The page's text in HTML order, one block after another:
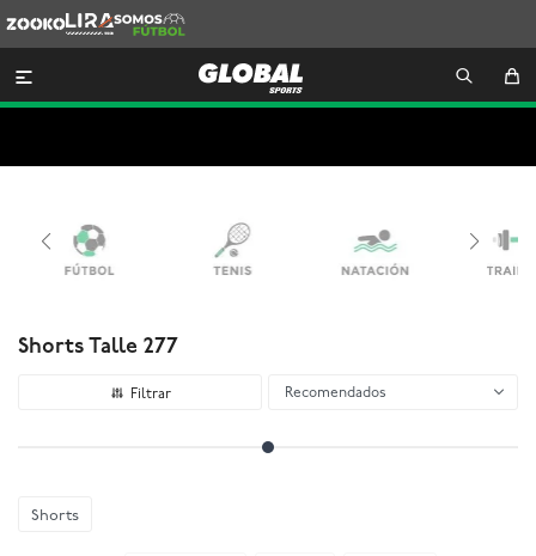
Lira
Somos
Futbol

Shorts Talle 277
Recomendados
Shorts